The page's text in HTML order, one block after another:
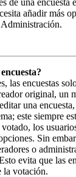
añadir más
las encuestas
original, un
una
este siempre
los
Sin
o
evita que las
la votación.